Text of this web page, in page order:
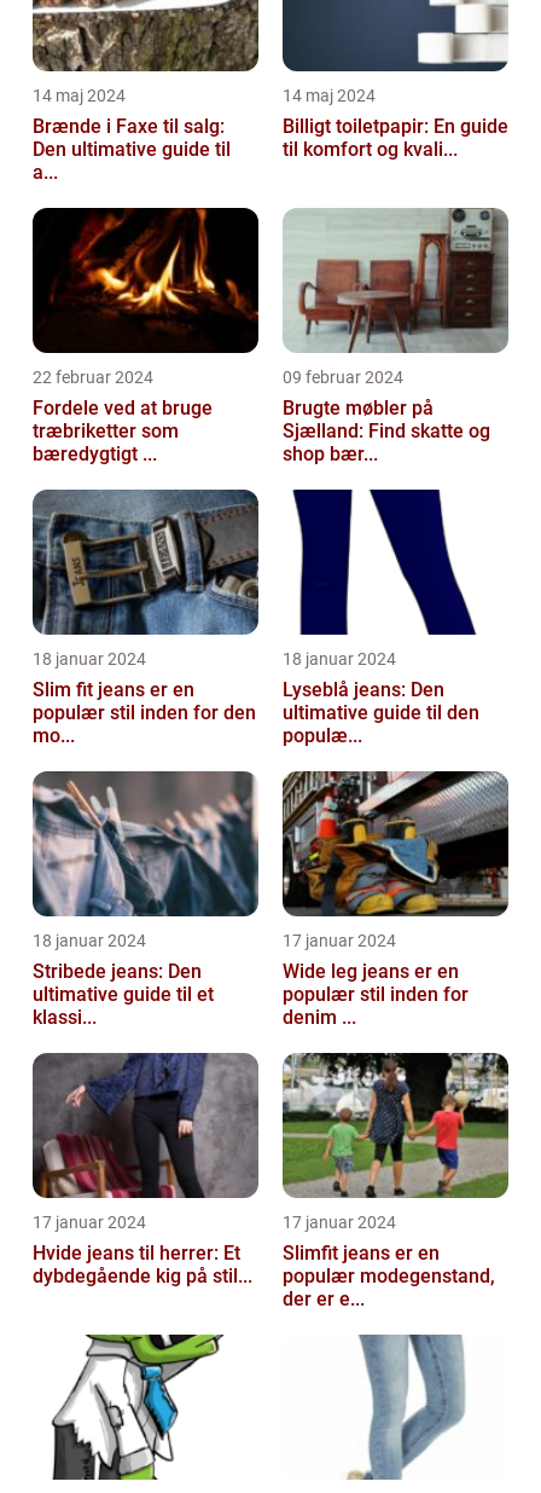
14 maj 2024
Brænde i Faxe til salg:
Den ultimative guide til
a...
14 maj 2024
Billigt toiletpapir: En guide
til komfort og kvali...
22 februar 2024
Fordele ved at bruge
træbriketter som
bæredygtigt ...
09 februar 2024
Brugte møbler på
Sjælland: Find skatte og
shop bær...
18 januar 2024
Slim fit jeans er en
populær stil inden for den
mo...
18 januar 2024
Lyseblå jeans: Den
ultimative guide til den
populæ...
18 januar 2024
Stribede jeans: Den
ultimative guide til et
klassi...
17 januar 2024
Wide leg jeans er en
populær stil inden for
denim ...
17 januar 2024
Hvide jeans til herrer: Et
dybdegående kig på stil...
17 januar 2024
Slimfit jeans er en
populær modegenstand,
der er e...